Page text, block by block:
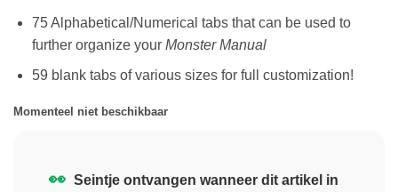
75 Alphabetical/Numerical tabs that can be used to
further organize your Monster Manual
59 blank tabs of various sizes for full customization!
Momenteel niet beschikbaar
👀 Seintje ontvangen wanneer dit artikel in